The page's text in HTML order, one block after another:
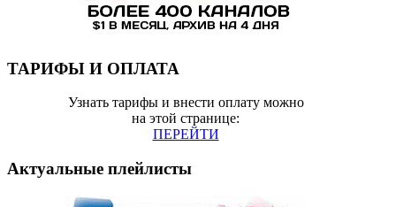
ТАРИФЫ И ОПЛАТА
Узнать тарифы и внести оплату можно
на этой странице:
ПЕРЕЙТИ
Актуальные плейлисты